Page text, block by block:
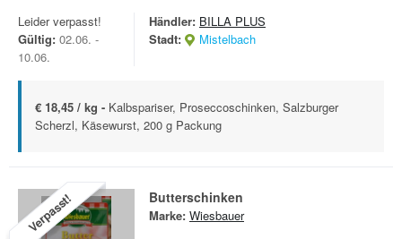
Leider verpasst!
Gültig: 02.06. -
10.06.
Händler: BILLA PLUS
Stadt:
Mistelbach
€ 18,45 / kg - Kalbspariser, Proseccoschinken, Salzburger
Scherzl, Käsewurst, 200 g Packung
Verpasst! Butterschinken
Marke: Wiesbauer